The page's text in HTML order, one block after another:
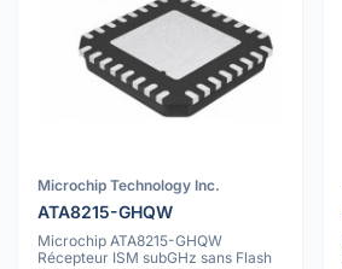
Microchip Technology Inc.
ATA8215-GHQW
Microchip ATA8215-GHQW
Récepteur ISM subGHz sans Flash